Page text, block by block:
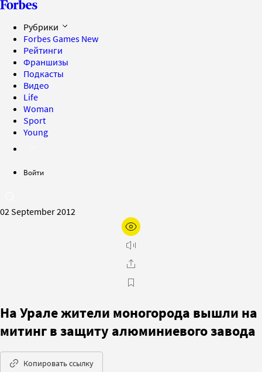
Рубрики
Forbes Games New
Рейтинги
Франшизы
Подкасты
Видео
Life
Woman
Sport
Young
Войти
02 September 2012
На Урале жители моногорода вышли на
митинг в защиту алюминиевого завода
Копировать ссылку